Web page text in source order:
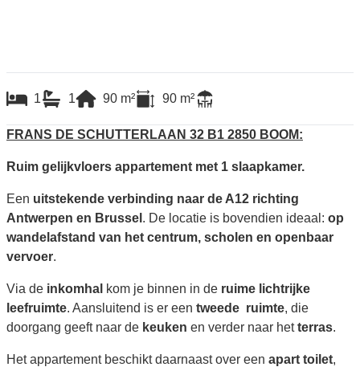
1 1 90 m² 90 m²
FRANS DE SCHUTTERLAAN 32 B1 2850 BOOM:
Ruim gelijkvloers appartement met 1 slaapkamer.
Een uitstekende verbinding naar de A12 richting
Antwerpen en Brussel . De locatie is bovendien ideaal: op
wandelafstand van het centrum, scholen en openbaar
vervoer.
Via de inkomhal kom je binnen in de ruime lichtrijke
leefruimte. Aansluitend is er een tweede ruimte, die
doorgang geeft naar de keuken en verder naar hetterras.
Het appartement beschikt daarnaast over een apart toilet,